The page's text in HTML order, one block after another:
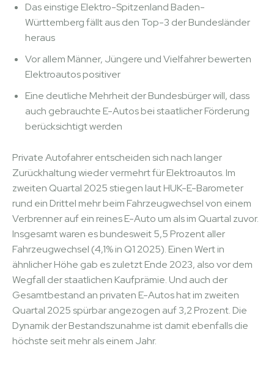
Das einstige Elektro-Spitzenland Baden-
Württemberg fällt aus den Top-3 der Bundesländer
heraus
Vor allem Männer, Jüngere und Vielfahrer bewerten
Elektroautos positiver
Eine deutliche Mehrheit der Bundesbürger will, dass
auch gebrauchte E-Autos bei staatlicher Förderung
berücksichtigt werden
Private Autofahrer entscheiden sich nach langer
Zurückhaltung wieder vermehrt für Elektroautos. Im
zweiten Quartal 2025 stiegen laut HUK-E-Barometer
rund ein Drittel mehr beim Fahrzeugwechsel von einem
Verbrenner auf ein reines E-Auto um als im Quartal zuvor.
Insgesamt waren es bundesweit 5,5 Prozent aller
Fahrzeugwechsel (4,1% in Q1 2025). Einen Wert in
ähnlicher Höhe gab es zuletzt Ende 2023, also vor dem
Wegfall der staatlichen Kaufprämie. Und auch der
Gesamtbestand an privaten E-Autos hat im zweiten
Quartal 2025 spürbar angezogen auf 3,2 Prozent. Die
Dynamik der Bestandszunahme ist damit ebenfalls die
höchste seit mehr als einem Jahr.